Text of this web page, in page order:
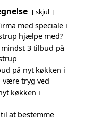
skjul
med speciale i
hjælpe med?
3 tilbud på
på nyt køkken i
være tryg ved
køkken i
at bestemme